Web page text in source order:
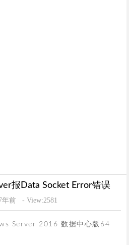
报Data Socket Error错误
年前 - View:2581
Server 2016 数据中心版64